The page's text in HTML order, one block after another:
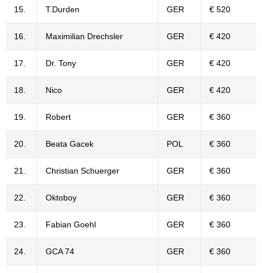
15. T.Durden GER € 520
16. Maximilian Drechsler GER € 420
17. Dr. Tony GER € 420
18. Nico GER € 420
19. Robert GER € 360
20. Beata Gacek POL € 360
21. Christian Schuerger GER € 360
22. Oktoboy GER € 360
23. Fabian Goehl GER € 360
24. GCA 74 GER € 360